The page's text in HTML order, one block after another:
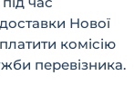
Нової
комісію
перевізника.